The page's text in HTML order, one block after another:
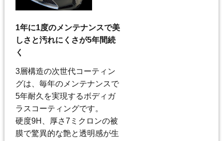
1年に1度のメンテナンスで美
しさと汚れにくさが5年間続
く
3層構造の次世代コーティン
グは、毎年のメンテナンスで
5年耐久を実現するボディガ
ラスコーティングです。
硬度9H、厚さ7ミクロンの被
膜で驚異的な艶と透明感が生